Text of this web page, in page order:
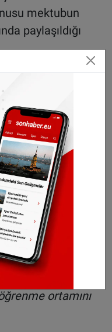
mektubun
paylaşıldığı
güncellediği,
tarihinin
orijinal
şu ifadeleri
bir
bu metnin tonu
Metindeki
değerleriyle
olarak saygı,
ortamını